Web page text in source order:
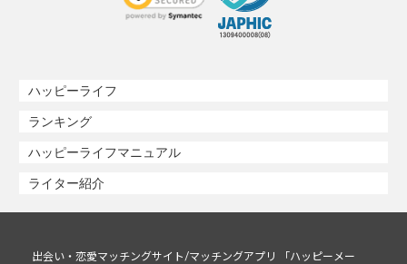
ハッピーライフ
ランキング
ハッピーライフマニュアル
ライター紹介
出会い・恋愛マッチングサイト/マッチングアプリ 「ハッピーメー